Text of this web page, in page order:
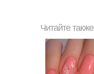
Читайте также